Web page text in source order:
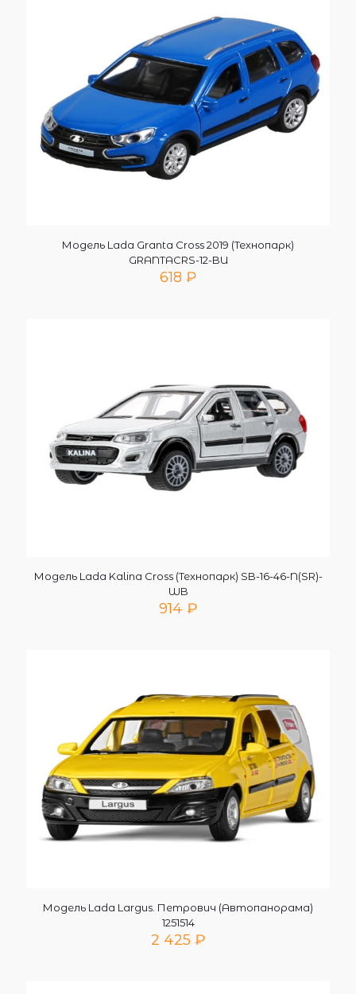
Модель Lada Granta Cross 2019 (Технопарк)
GRANTACRS-12-BU
618 ₽
Модель Lada Kalina Cross (Технопарк) SB-16-46-N(SR)-
WB
914 ₽
Модель Lada Largus. Петрович (Автопанорама)
1251514
2 425 ₽